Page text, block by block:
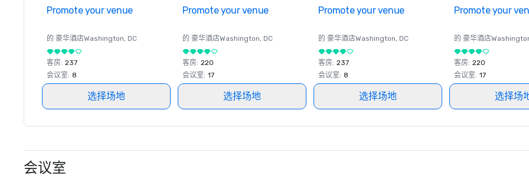
Promote your venue
的 豪华酒店Washington, DC
客房: 237
会议室: 8
选择场地
Promote your venue
的 豪华酒店Washington, DC
客房: 220
会议室: 17
选择场地
Promote your venue
的 豪华酒店Washington, DC
客房: 237
会议室: 8
选择场地
Promote your
的 豪华酒店
客房: 220
会议室: 17
选择场
会议室